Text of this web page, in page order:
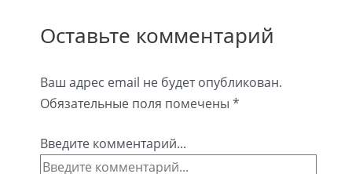
Оставьте комментарий
Ваш адрес email не будет опубликован.
Обязательные поля помечены *
Введите комментарий...